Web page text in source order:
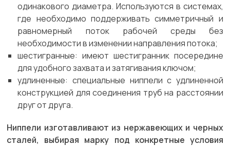
одинакового диаметра. Используются в системах,
где необходимо поддерживать симметричный и
равномерный поток рабочей среды без
необходимости в изменении направления потока;
шестигранные: имеют шестигранник посередине
для удобного захвата и затягивания ключом;
удлиненные: специальные ниппели с удлиненной
конструкцией для соединения труб на расстоянии
друг от друга.
Ниппели изготавливают из нержавеющих и черных
сталей, выбирая марку под конкретные условия